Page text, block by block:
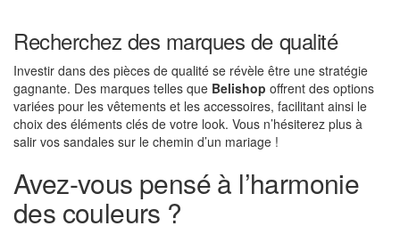
Recherchez des marques de qualité
Investir dans des pièces de qualité se révèle être une stratégie
gagnante. Des marques telles que Belishop offrent des options
variées pour les vêtements et les accessoires, facilitant ainsi le
choix des éléments clés de votre look. Vous n’hésiterez plus à
salir vos sandales sur le chemin d’un mariage !
Avez-vous pensé à l’harmonie
des couleurs ?